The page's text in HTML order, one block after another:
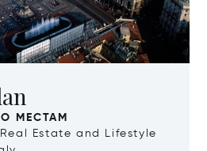
МЕСТАМ
Estate and Lifestyle